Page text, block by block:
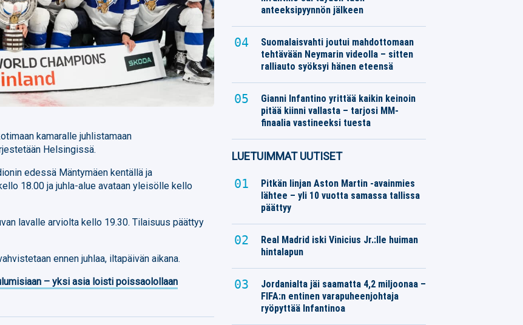
kamaralle juhlistamaan
Helsingissä.
edessä Mäntymäen kentällä ja
18.00 ja juhla-alue avataan yleisölle kello
lavalle arviolta kello 19.30. Tilaisuus päättyy
ennen juhlaa, iltapäivän aikana.
– yksi asia loisti poissaolollaan
anteeksipyynnön jälkeen
Suomalaisvahti joutui mahdottomaan
tehtävään Neymarin videolla – sitten
ralliauto syöksyi hänen eteensä
Gianni Infantino yrittää kaikin keinoin
pitää kiinni vallasta – tarjosi MM-
finaalia vastineeksi tuesta
LUETUIMMAT UUTISET
Pitkän linjan Aston Martin -avainmies
lähtee – yli 10 vuotta samassa tallissa
päättyy
Real Madrid iski Vinicius Jr.:lle huiman
hintalapun
Jordanialta jäi saamatta 4,2 miljoonaa –
FIFA:n entinen varapuheenjohtaja
ryöpyttää Infantinoa